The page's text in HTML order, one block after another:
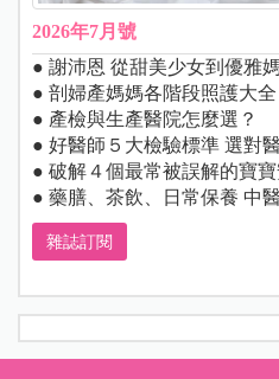
2026年7月號
● 謝沛恩 從甜美少女到優雅
● 剖婦產媽媽各階段照護大全
● 產檢與生產醫院怎麼選？
● 好醫師５大檢驗標準 選對
● 破解４個最常被誤解的寶
● 藥膳、茶飲、日常保養 中
雜誌訂閱